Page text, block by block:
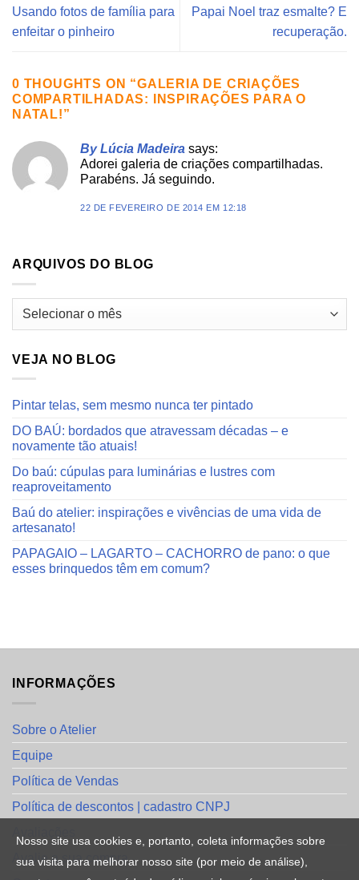
Usando fotos de família para
enfeitar o pinheiro
Papai Noel traz esmalte? E
recuperação.
0 THOUGHTS ON “GALERIA DE CRIAÇÕES
COMPARTILHADAS: INSPIRAÇÕES PARA O
NATAL!”
By Lúcia Madeira says:
Adorei galeria de criações compartilhadas.
Parabéns. Já seguindo.
22 DE FEVEREIRO DE 2014 EM 12:18
ARQUIVOS DO BLOG
Arquivos
VEJA NO BLOG
Pintar telas, sem mesmo nunca ter pintado
DO BAÚ: bordados que atravessam décadas – e
novamente tão atuais!
Do baú: cúpulas para luminárias e lustres com
reaproveitamento
Baú do atelier: inspirações e vivências de uma vida de
artesanato!
PAPAGAIO – LAGARTO – CACHORRO de pano: o que
esses brinquedos têm em comum?
INFORMAÇÕES
Sobre o Atelier
Equipe
Política de Vendas
Política de descontos | cadastro CNPJ
Avalie a sua compra
Nosso site usa cookies e, portanto, coleta informações sobre
sua visita para melhorar nosso site (por meio de análise),